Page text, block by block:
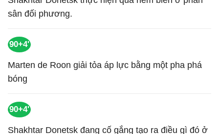
sân đối phương.
90+4'
Marten de Roon giải tỏa áp lực bằng một pha phá
bóng
90+4'
Shakhtar Donetsk đang cố gắng tạo ra điều gì đó ở